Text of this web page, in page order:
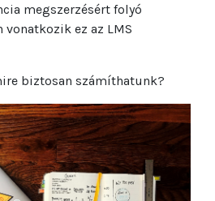
megszerzésért folyó
ez az LMS
biztosan számíthatunk?